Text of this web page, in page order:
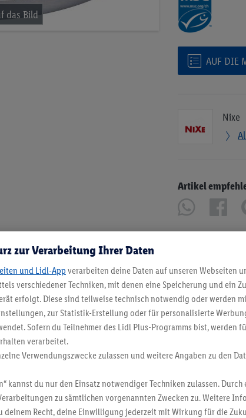
AUF DIE
Nixe
Artikel
zur Verarbeitung Ihrer Daten
und Lidl-App verarbeiten deine Daten auf unseren Webseiten
verschiedener Techniken, mit denen eine Speicherung und ein
erfolgt. Diese sind teilweise technisch notwendig oder werden
zur Statistik-Erstellung oder für personalisierte
Sofern du Teilnehmer des Lidl Plus-Programms bist, werden
verarbeitet.
Verwendungszwecke zulassen und weitere Angaben zu den
kannst du nur den Einsatz notwendiger Techniken zulassen.
zu sämtlichen vorgenannten Zwecken zu. Weitere
deinem Recht, deine Einwilligung jederzeit mit Wirkung für die